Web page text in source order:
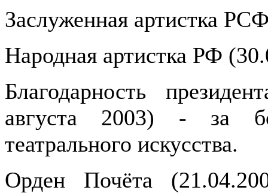
Заслуженная артистка
Народная артистка РФ
Благодарность
августа 2003) - за
театрального искусства.
Орден Почёта